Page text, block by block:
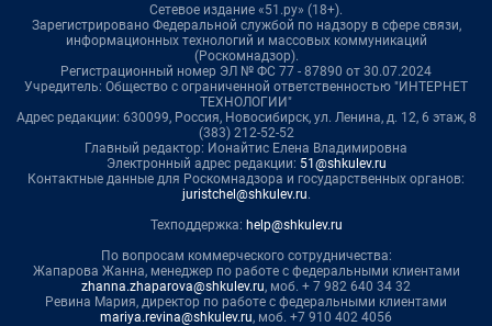
Сетевое издание «51.ру» (18+).
Зарегистрировано Федеральной службой по надзору в сфере связи,
информационных технологий и массовых коммуникаций
(Роскомнадзор).
Регистрационный номер ЭЛ № ФС 77 - 87890 от 30.07.2024
Учредитель: Общество с ограниченной ответственностью "ИНТЕРНЕТ
ТЕХНОЛОГИИ"
Адрес редакции: 630099, Россия, Новосибирск, ул. Ленина, д. 12, 6 этаж, 8
(383) 212-52-52
Главный редактор: Ионайтис Елена Владимировна
Электронный адрес редакции: 51@shkulev.ru
Контактные данные для Роскомнадзора и государственных органов:
juristchel@shkulev.ru.
Техподдержка: help@shkulev.ru
По вопросам коммерческого сотрудничества:
Жапарова Жанна, менеджер по работе с федеральными клиентами
zhanna.zhaparova@shkulev.ru, моб. + 7 982 640 34 32
Ревина Мария, директор по работе с федеральными клиентами
mariya.revina@shkulev.ru, моб. +7 910 402 4056